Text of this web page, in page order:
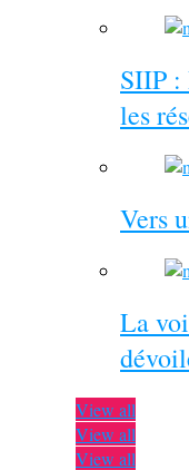
SIIP
les
Vers
La
View all
View all
View all